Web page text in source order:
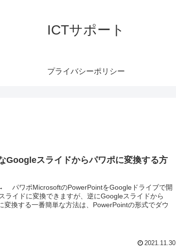
ICTサポート
プライバシーポリシー
Googleスライドからパワポに変換する方
ワポMicrosoftのPowerPointをGoogleドライブで開
ライドに変換できますが、逆にGoogleスライドから
変換する一番簡単な方法は、PowerPointの形式でダウ
2021.11.30